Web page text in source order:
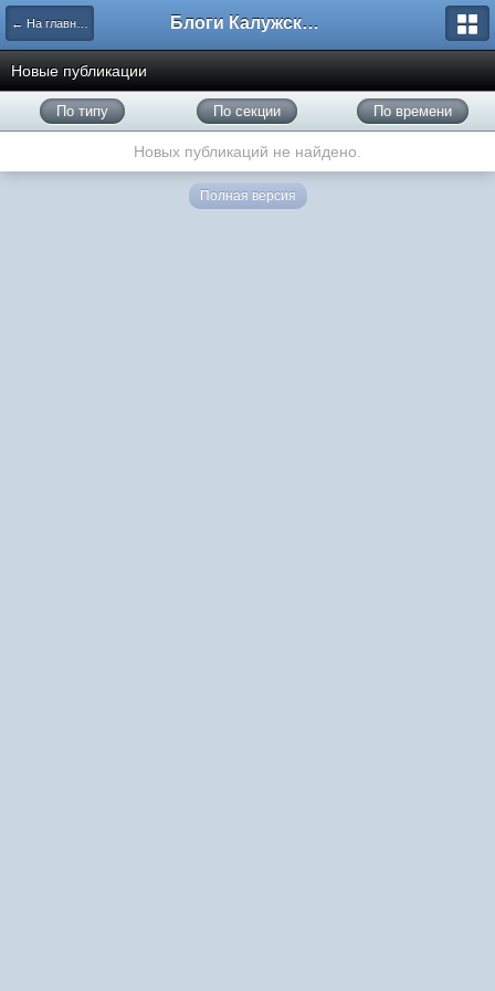
← На главную Блоги Калужского перекрестка
Новые публикации
По типу По секции По времени
Новых публикаций не найдено.
Полная версия